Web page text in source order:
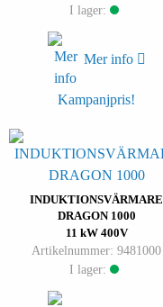
I lager:
Mer info
Kampanjpris!
INDUKTIONSVÄRMARE
DRAGON 1000
11 kW 400V
Artikelnummer: 9481000
I lager: